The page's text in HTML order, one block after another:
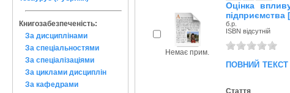
Книгозабезпеченість:
За дисциплінами
За спеціальностями
За спеціалізаціями
За циклами дисциплін
За кафедрами
Немає прим.
Оцінка
підприємства
б.р.
ISBN відсутній
повний текст
Стаття